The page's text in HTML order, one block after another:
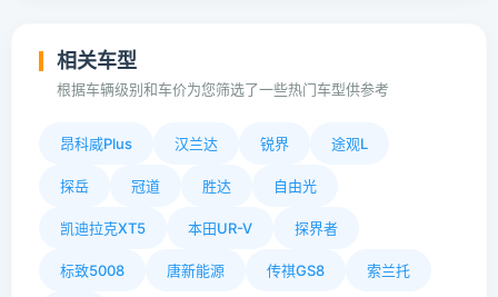
相关车型
根据车辆级别和车价为您筛选了一些热门车型供参考
昂科威Plus 汉兰达 锐界 途观L
探岳 冠道 胜达 自由光
凯迪拉克XT5 本田UR-V 探界者
标致5008 唐新能源 传祺GS8 索兰托